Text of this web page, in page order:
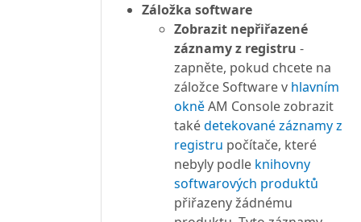
Záložka software
Zobrazit nepřiřazené
záznamy z registru -
zapněte, pokud chcete na
záložce Software v hlavním
okněAM Console zobrazit
takédetekované záznamy z
registru počítače, které
nebyly podle knihovny
softwarových produktů
přiřazeny žádnému